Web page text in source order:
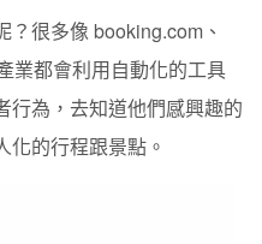
？很多像 booking.com 、
業都會利用自動化的工具
行為，去知道他們感興趣的
化的行程跟景點。